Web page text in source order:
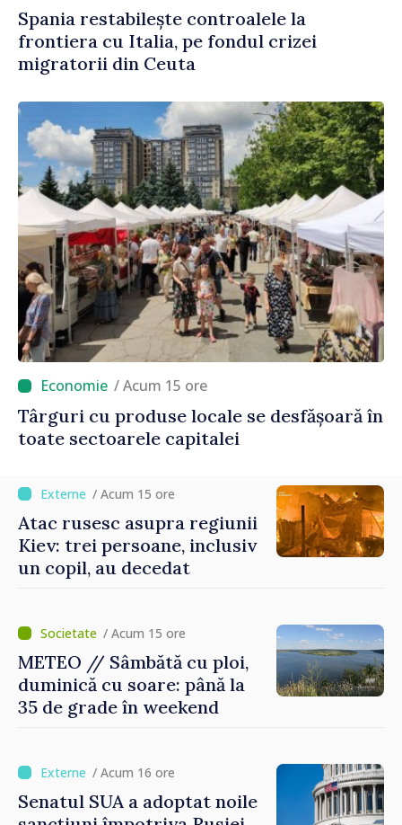
Spania restabilește controalele la
frontiera cu Italia, pe fondul crizei
migratorii din Ceuta
/ Acum 15 ore
Târguri cu produse locale se desfășoară în
toate sectoarele capitalei
/ Acum 15 ore
Atac rusesc asupra regiunii
Kiev: trei persoane, inclusiv
un copil, au decedat
/ Acum 15 ore
METEO // Sâmbătă cu ploi,
duminică cu soare: până la
35 de grade în weekend
/ Acum 16 ore
Senatul SUA a adoptat noile